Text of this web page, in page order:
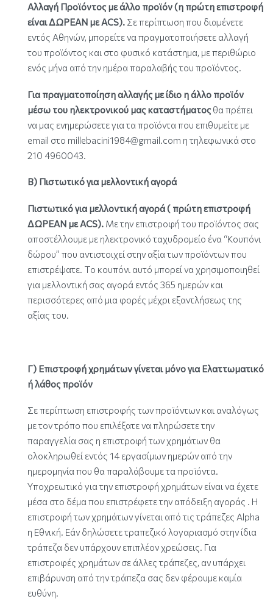
Αλλαγή Προϊόντος με άλλο προϊόν (η πρώτη επιστροφή
είναι ΔΩΡΕΑΝ με ACS). Σε περίπτωση που διαμένετε
εντός Αθηνών, μπορείτε να πραγματοποιήσετε αλλαγή
του προϊόντος και στο φυσικό κατάστημα, με περιθώριο
ενός μήνα από την ημέρα παραλαβής του προϊόντος.
Για πραγματοποίηση αλλαγής με ίδιο η άλλο προϊόν
μέσω του ηλεκτρονικού μας καταστήματοςθα πρέπει
να μας ενημερώσετε για τα προϊόντα που επιθυμείτε με
email στο millebacini1984@gmail.com η τηλεφωνικά στο
210 4960043.
Β) Πιστωτικό για μελλοντική αγορά
Πιστωτικό για μελλοντική αγορά ( πρώτη επιστροφή
ΔΩΡΕΑΝ με ACS). Με την επιστροφή του προϊόντος σας
αποστέλλουμε με ηλεκτρονικό ταχυδρομείο ένα “Kουπόνι
δώρου” που αντιστοιχεί στην αξία των προϊόντων που
επιστρέψατε. Το κουπόνι αυτό μπορεί να χρησιμοποιηθεί
για μελλοντική σας αγορά εντός 365 ημερών και
περισσότερες από μια φορές μέχρι εξαντλήσεως της
αξίας του.
Γ) Επιστροφή χρημάτων γίνεται μόνο για Ελαττωματικό
ή λάθος προϊόν
Σε περίπτωση επιστροφής των προϊόντων και αναλόγως
με τον τρόπο που επιλέξατε να πληρώσετε την
παραγγελία σας η επιστροφή των χρημάτων θα
ολοκληρωθεί εντός 14 εργασίμων ημερών από την
ημερομηνία που θα παραλάβουμε τα προϊόντα.
Υποχρεωτικό για την επιστροφή χρημάτων είναι να έχετε
μέσα στο δέμα που επιστρέφετε την απόδειξη αγοράς . Η
επιστροφή των χρημάτων γίνεται από τις τράπεζες Alpha
η Εθνική. Εάν δηλώσετε τραπεζικό λογαριασμό στην ίδια
τράπεζα δεν υπάρχουν επιπλέον χρεώσεις. Για
επιστροφές χρημάτων σε άλλες τράπεζες, αν υπάρχει
επιβάρυνση από την τράπεζα σας δεν φέρουμε καμία
ευθύνη.